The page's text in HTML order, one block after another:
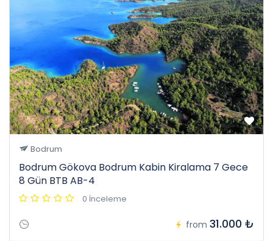
Bodrum
Bodrum Gökova Bodrum Kabin Kiralama 7 Gece
8 Gün BTB AB-4
0 İnceleme
from 31.000 ₺